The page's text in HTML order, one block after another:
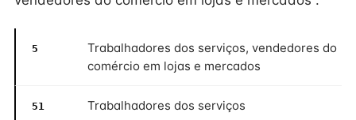
5
Trabalhadores dos serviços, vendedores do
comércio em lojas e mercados
51 Trabalhadores dos serviços